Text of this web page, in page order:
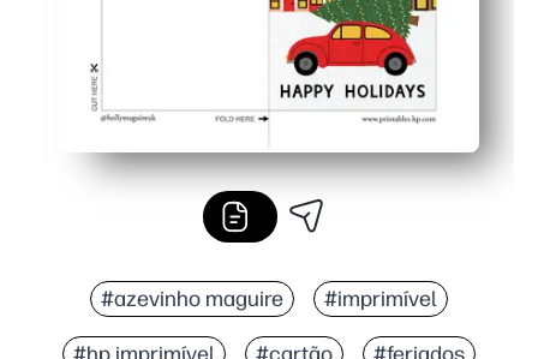
#azevinho maguire #imprimível